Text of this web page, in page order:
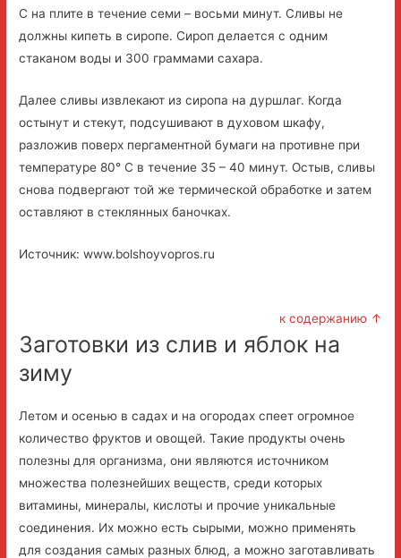
С на плите в течение семи – восьми минут. Сливы не
должны кипеть в сиропе. Сироп делается с одним
стаканом воды и 300 граммами сахара.
Далее сливы извлекают из сиропа на дуршлаг. Когда
остынут и стекут, подсушивают в духовом шкафу,
разложив поверх пергаментной бумаги на противне при
температуре 80° С в течение 35 – 40 минут. Остыв, сливы
снова подвергают той же термической обработке и затем
оставляют в стеклянных баночках.
Источник: www.bolshoyvopros.ru
к содержанию ↑
Заготовки из слив и яблок на
зиму
Летом и осенью в садах и на огородах спеет огромное
количество фруктов и овощей. Такие продукты очень
полезны для организма, они являются источником
множества полезнейших веществ, среди которых
витамины, минералы, кислоты и прочие уникальные
соединения. Их можно есть сырыми, можно применять
для создания самых разных блюд, а можно заготавливать